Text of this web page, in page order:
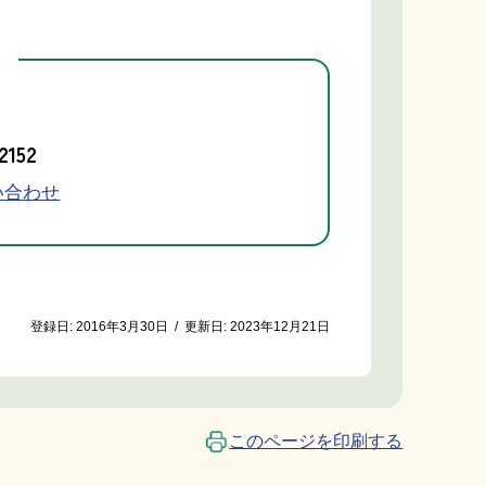
わせ
登録日:2016年3月30日 / 更新日:2023年12月21日
このページを印刷する